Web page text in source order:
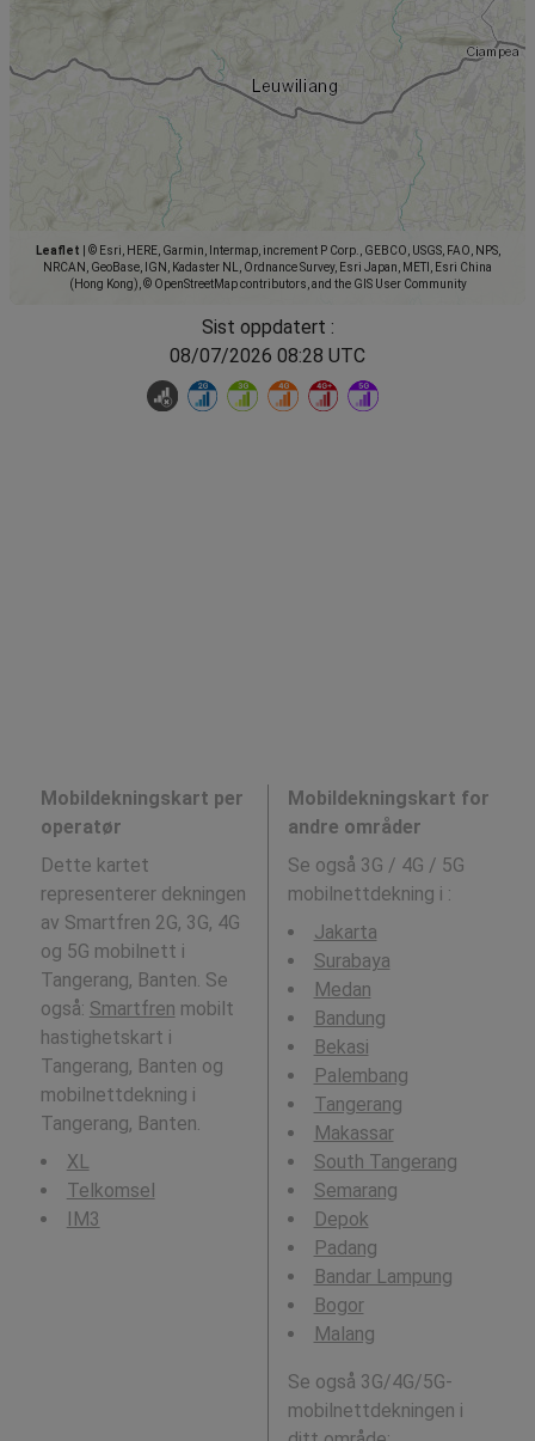
Leaflet
© Esri, HERE, Garmin, Intermap, increment P Corp., GEBCO, USGS, FAO, NPS,
NRCAN, GeoBase, IGN, Kadaster NL, Ordnance Survey, Esri Japan, METI, Esri China
(Hong Kong), © OpenStreetMap contributors, and the GIS User Community
Sist oppdatert :
08/07/2026 08:28 UTC
Mobildekningskart per
operatør
Dette kartet
representerer dekningen
av Smartfren 2G, 3G, 4G
og 5G mobilnett i
Tangerang, Banten. Se
også: Smartfren mobilt
hastighetskart i
Tangerang, Banten og
mobilnettdekning i
Tangerang, Banten.
XL
Telkomsel
IM3
Mobildekningskart for
andre områder
Se også 3G / 4G / 5G
mobilnettdekning i :
Jakarta
Surabaya
Medan
Bandung
Bekasi
Palembang
Tangerang
Makassar
South Tangerang
Semarang
Depok
Padang
Bandar Lampung
Bogor
Malang
Se også 3G/4G/5G-
mobilnettdekningen i